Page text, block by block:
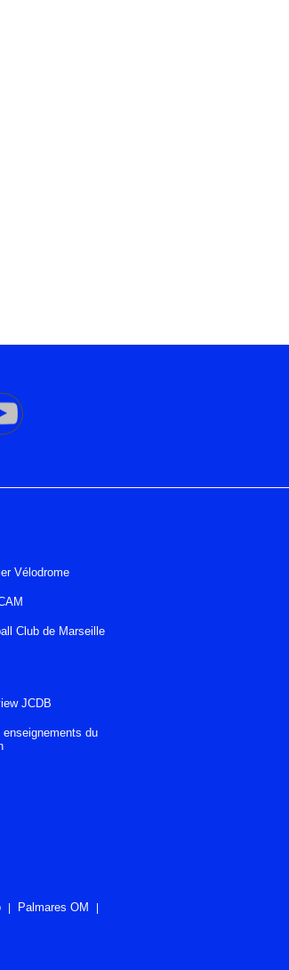
Vélodrome
Club de Marseille
JCDB
enseignements du
Palmares OM